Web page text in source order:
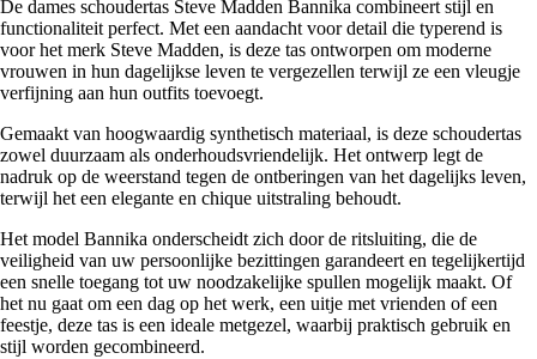
De dames schoudertas Steve Madden Bannika combineert stijl en
functionaliteit perfect. Met een aandacht voor detail die typerend is
voor het merk Steve Madden, is deze tas ontworpen om moderne
vrouwen in hun dagelijkse leven te vergezellen terwijl ze een vleugje
verfijning aan hun outfits toevoegt.
Gemaakt van hoogwaardig synthetisch materiaal, is deze schoudertas
zowel duurzaam als onderhoudsvriendelijk. Het ontwerp legt de
nadruk op de weerstand tegen de ontberingen van het dagelijks leven,
terwijl het een elegante en chique uitstraling behoudt.
Het model Bannika onderscheidt zich door de ritsluiting, die de
veiligheid van uw persoonlijke bezittingen garandeert en tegelijkertijd
een snelle toegang tot uw noodzakelijke spullen mogelijk maakt. Of
het nu gaat om een dag op het werk, een uitje met vrienden of een
feestje, deze tas is een ideale metgezel, waarbij praktisch gebruik en
stijl worden gecombineerd.